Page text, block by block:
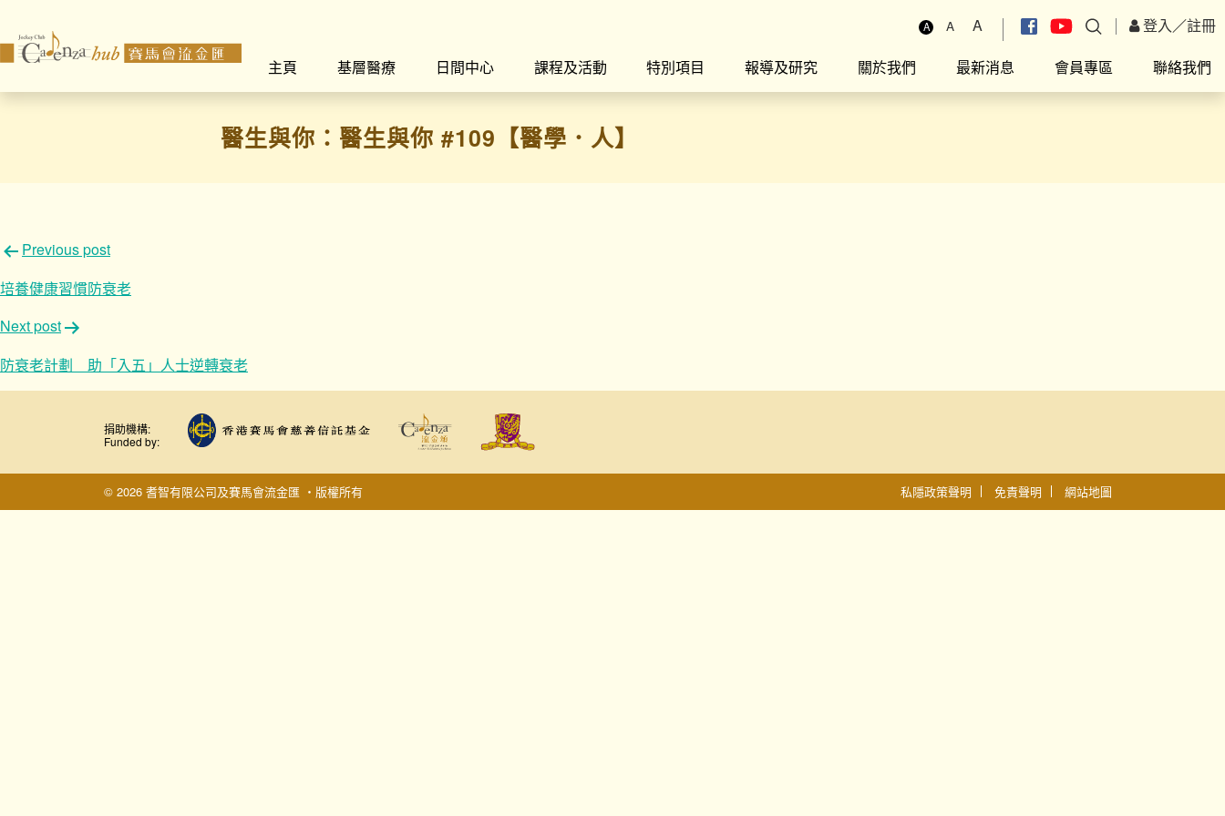
A A A 登入／註冊
主頁
基層醫療 日間中心 課程及活動 特別項目 報導及研究 關於我們 最新消息 會員專區 聯絡我們
醫生與你：醫生與你 #109【醫學．人】
文
章
導
覽
Previous post
培養健康習慣防衰老
Next post
防衰老計劃 助「入五」人士逆轉衰老
捐助機構:
Funded by:
© 2026 耆智有限公司及賽馬會流金匯 ‧版權所有 私隱政策聲明 免責聲明 網站地圖